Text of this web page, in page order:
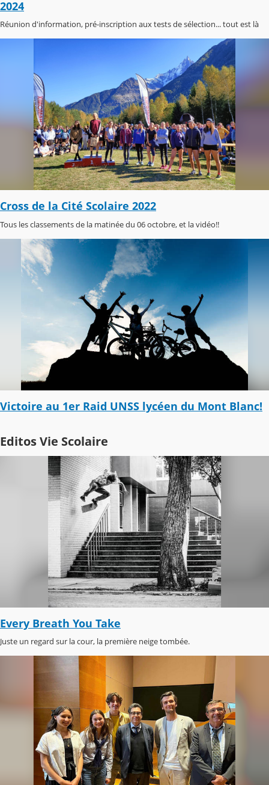
2024
Réunion d'information, pré-inscription aux tests de sélection... tout est là
Cross de la Cité Scolaire 2022
Tous les classements de la matinée du 06 octobre, et la vidéo!!
Victoire au 1er Raid UNSS lycéen du Mont Blanc!
Editos Vie Scolaire
Every Breath You Take
Juste un regard sur la cour, la première neige tombée.